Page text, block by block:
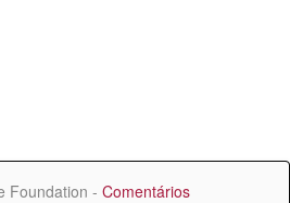
Foundation - Comentários